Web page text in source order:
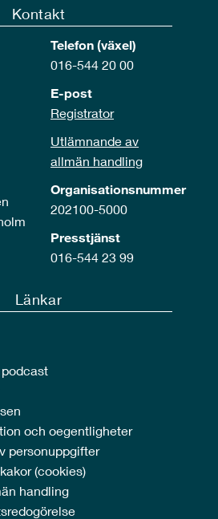
Kontakt
Telefon (växel)
016-544 20 00
E-post
Registrator
Utlämnande av
allmän handling
Organisationsnummer
202100-5000
Presstjänst
016-544 23 99
Länkar
och oegentligheter
personuppgifter
(cookies)
handling